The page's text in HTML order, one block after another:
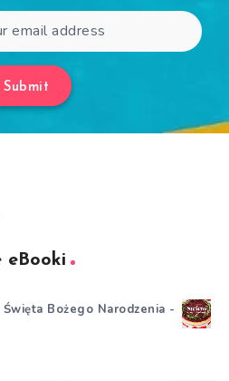
Submit
eBooki
Bożego Narodzenia -